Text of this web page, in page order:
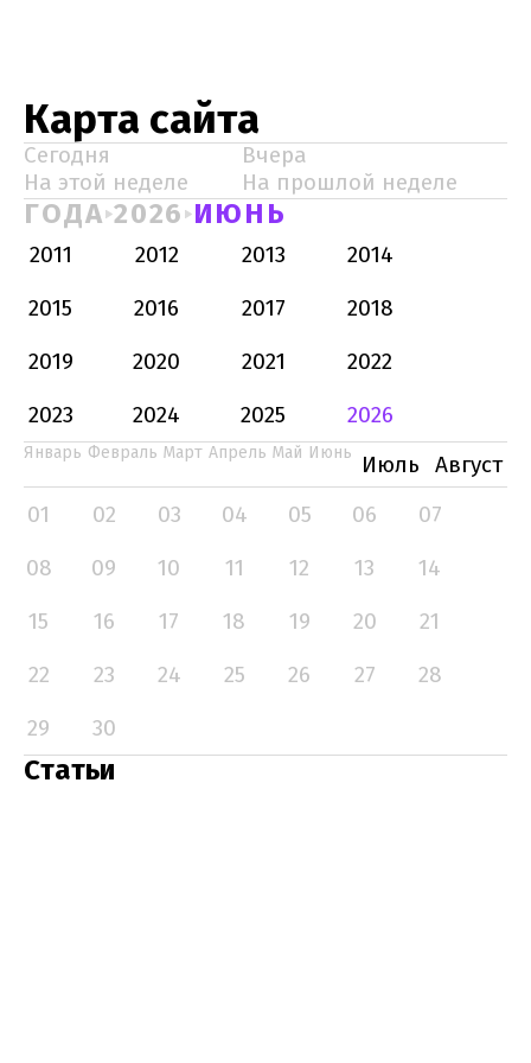
Карта сайта
Сегодня
Вчера
На этой неделе
На прошлой неделе
ГОДА 2026 ИЮНЬ
2011 2012 2013
2014
2015
2016 2017
2018
2019
2020 2021
2022
2023
2024 2025 2026
Январь Февраль Март Апрель Май Июнь Июль
Август
01
02 03 04 05 06
07
08
09 10 11 12 13
14
15
16 17 18 19 20
21
22
23 24 25 26 27
28
29
30
Статьи